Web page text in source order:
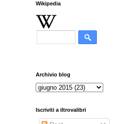
Wikipedia
Archivio blog
Iscriviti a iltrovalibri